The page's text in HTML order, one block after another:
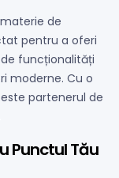
de
pentru a oferi
funcționalități
moderne. Cu o
partenerul de
Punctul Tău